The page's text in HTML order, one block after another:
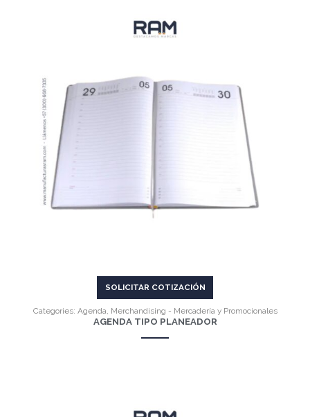
SOLICITAR COTIZACIÓN
Categories: Agenda Merchandising - Mercadería y Promocionales
AGENDA TIPO PLANEADOR